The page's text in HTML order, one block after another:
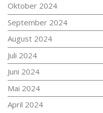
Oktober 2024
September 2024
August 2024
Juli 2024
Juni 2024
Mai 2024
April 2024